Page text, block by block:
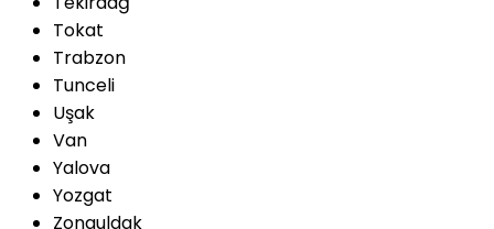
Tokat
Trabzon
Tunceli
Uşak
Van
Yalova
Yozgat
Zonguldak